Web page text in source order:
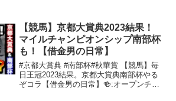
【競馬】京都大賞典2023結果！
マイルチャンピオンシップ南部杯
も！【借金男の日常】
#京都大賞典 #南部杯#秋華賞 【競馬】毎
日王冠2023結果。京都大賞典南部杯やる
ぞコラ【借金男の日常】🍻:オープンチャ